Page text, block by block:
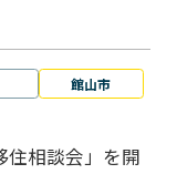
館山市
住相談会」を開